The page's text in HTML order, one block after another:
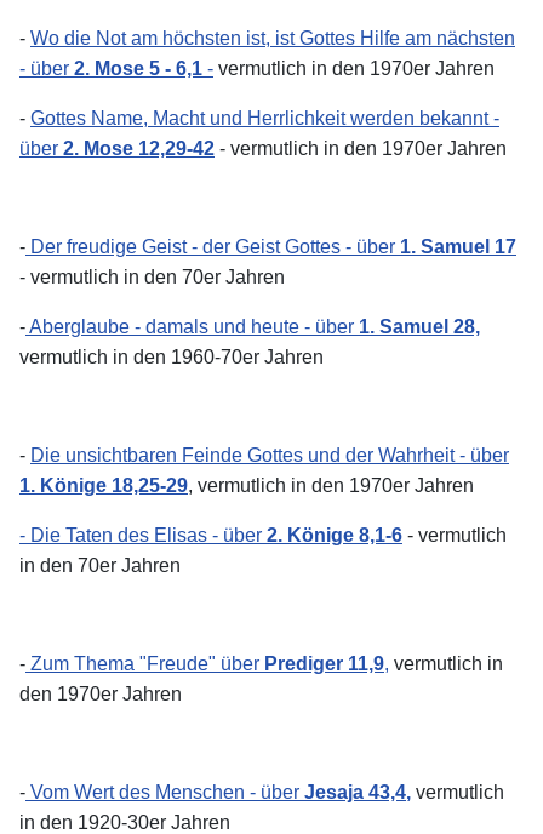
- Wo die Not am höchsten ist, ist Gottes Hilfe am nächsten
- über 2. Mose 5 - 6,1 - vermutlich in den 1970er Jahren
- Gottes Name, Macht und Herrlichkeit werden bekannt -
über 2. Mose 12,29-42 - vermutlich in den 1970er Jahren
- Der freudige Geist - der Geist Gottes - über 1. Samuel 17
- vermutlich in den 70er Jahren
-Aberglaube - damals und heute - über 1. Samuel 28,
vermutlich in den 1960-70er Jahren
- Die unsichtbaren Feinde Gottes und der Wahrheit - über
1. Könige 18,25-29, vermutlich in den 1970er Jahren
- Die Taten des Elisas - über 2. Könige 8,1-6 - vermutlich
in den 70er Jahren
- Zum Thema "Freude" über Prediger 11,9, vermutlich in
den 1970er Jahren
- Vom Wert des Menschen - über Jesaja 43,4, vermutlich
in den 1920-30er Jahren